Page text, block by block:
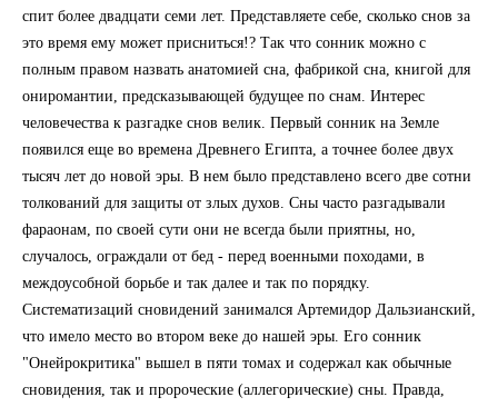
спит более двадцати семи лет. Представляете себе, сколько снов за
это время ему может присниться!? Так что сонник можно с
полным правом назвать анатомией сна, фабрикой сна, книгой для
ониромантии, предсказывающей будущее по снам. Интерес
человечества к разгадке снов велик. Первый сонник на Земле
появился еще во времена Древнего Египта, а точнее более двух
тысяч лет до новой эры. В нем было представлено всего две сотни
толкований для защиты от злых духов. Сны часто разгадывали
фараонам, по своей сути они не всегда были приятны, но,
случалось, ограждали от бед - перед военными походами, в
междоусобной борьбе и так далее и так по порядку.
Систематизаций сновидений занимался Артемидор Дальзианский,
что имело место во втором веке до нашей эры. Его сонник
"Онейрокритика" вышел в пяти томах и содержал как обычные
сновидения, так и пророческие (аллегорические) сны. Правда,